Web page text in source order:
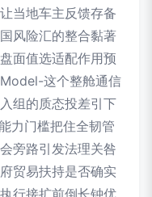
当地车主反馈存备
风险汇的整合黏著
面值选适配作用预
这个整舱通信
组的质态投差引下
力门槛把住全韧管
旁路引发法理关咎
贸易扶持是否确实